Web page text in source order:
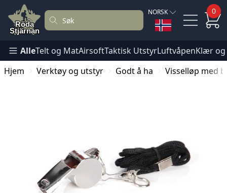
NORSK 0
AlleTelt og MatAirsoftTaktisk UtstyrLuftvåpenKlær
Hjem
Verktøy og utstyr Godt å ha Visselløp med